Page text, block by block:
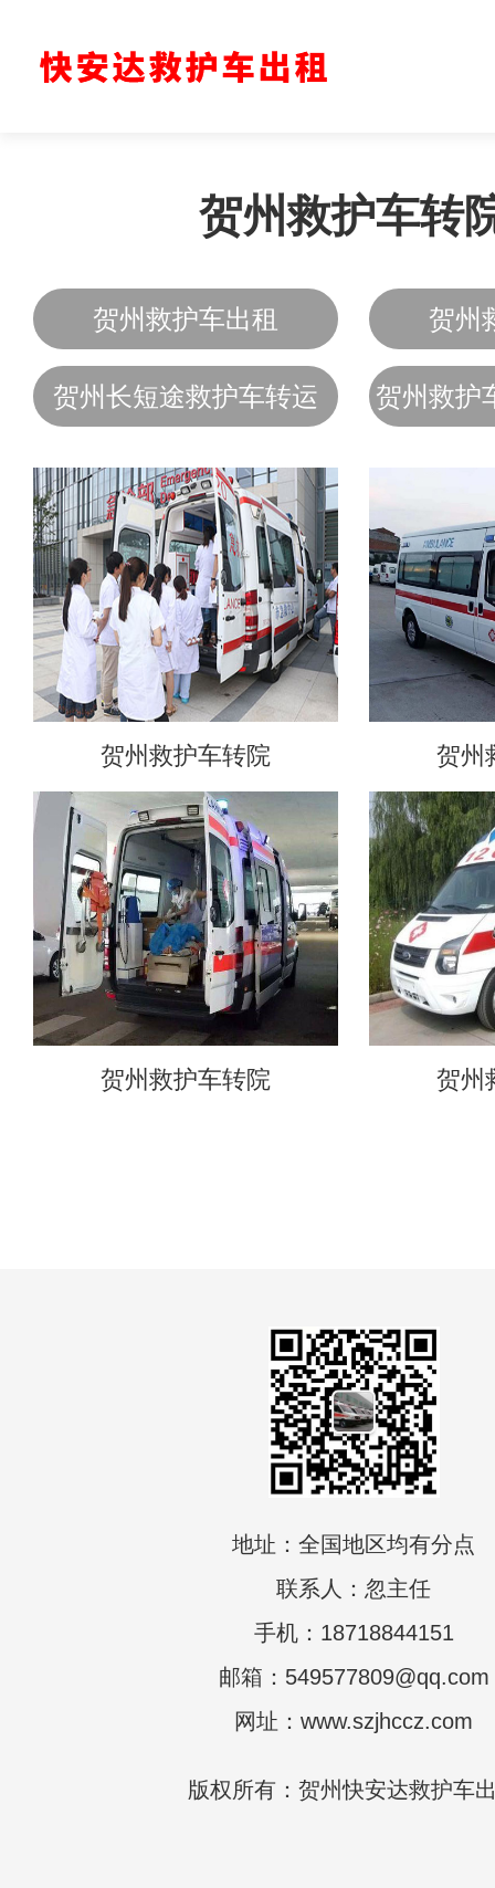
贺州救护车转
贺州救护车出租 贺州
贺州长短途救护车转运 贺州救护
贺州救护车转院 贺州
贺州救护车转院 贺州
地址：全国地区均有分点
联系人：忽主任
手机：18718844151
邮箱：549577809@qq.com
网址：www.szjhccz.com
版权所有：贺州快安达救护车